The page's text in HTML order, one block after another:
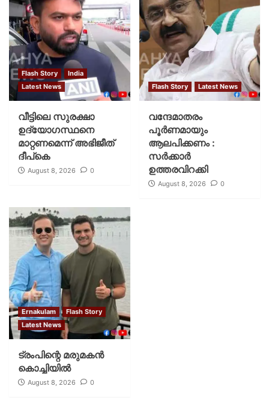
Flash Story
India
Latest News
വീട്ടിലെ സുരക്ഷാ
ഉദ്യോഗസ്ഥനെ
മാറ്റണമെന്ന് അഭിജീത്
ദീപ്‌കെ
August 8, 2026 0
Flash Story Latest News
വന്ദേമാതരം
പൂര്‍ണമായും
ആലപിക്കണം :
സര്‍ക്കാര്‍
ഉത്തരവിറക്കി
August 8, 2026 0
Ernakulam
Flash Story
Latest News
ട്രംപിന്റെ മരുമകന്‍
കൊച്ചിയില്‍
August 8, 2026 0